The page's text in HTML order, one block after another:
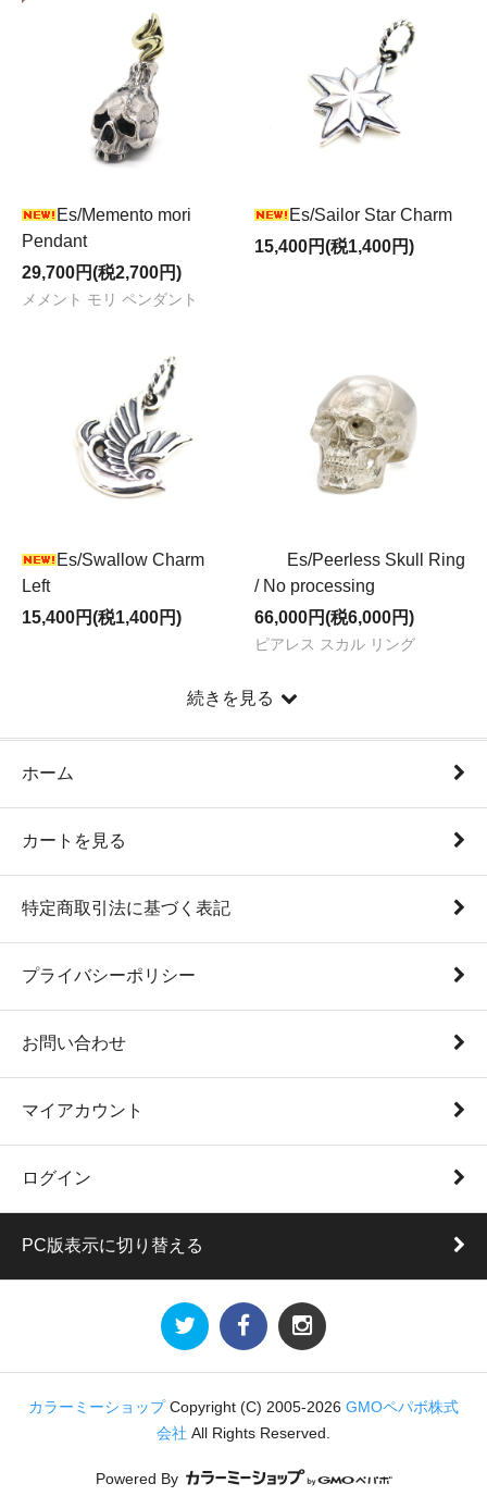
Es/Memento mori
Pendant
29,700円(税2,700円)
メメント モリ ペンダント
Es/Sailor Star Charm
15,400円(税1,400円)
Es/Swallow Charm
Left
15,400円(税1,400円)
Es/Peerless Skull Ring
/ No processing
66,000円(税6,000円)
ピアレス スカル リング
続きを見る
ホーム
カートを見る
特定商取引法に基づく表記
プライバシーポリシー
お問い合わせ
マイアカウント
ログイン
PC版表示に切り替える
カラーミーショップ Copyright (C) 2005-2026 GMOペパボ株式
会社 All Rights Reserved.
Powered By